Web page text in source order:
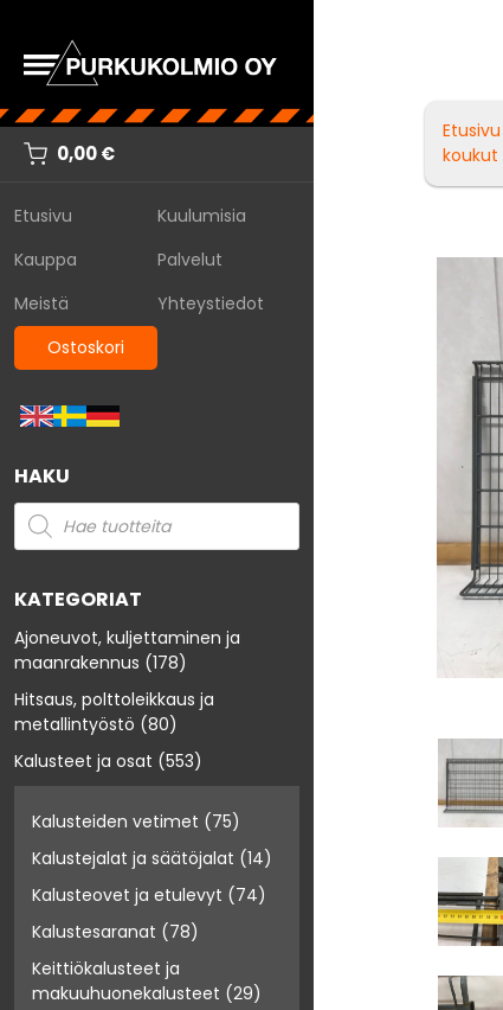
0,00€
Etusivu
Kuulumisia
Kauppa
Palvelut
Meistä
Yhteystiedot
Ostoskori
HAKU
KATEGORIAT
Ajoneuvot, kuljettaminen ja
maanrakennus (178)
Hitsaus, polttoleikkaus ja
metallintyöstö (80)
Kalusteet ja osat (553)
Kalusteiden vetimet (75)
Kalustejalat ja säätöjalat (14)
Kalusteovet ja etulevyt (74)
Kalustesaranat (78)
Keittiökalusteet ja
makuuhuonekalusteet (29)
Etusivu
koukut